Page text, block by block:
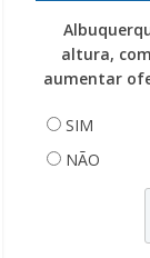
altura,
aumentar
SIM
NÃO